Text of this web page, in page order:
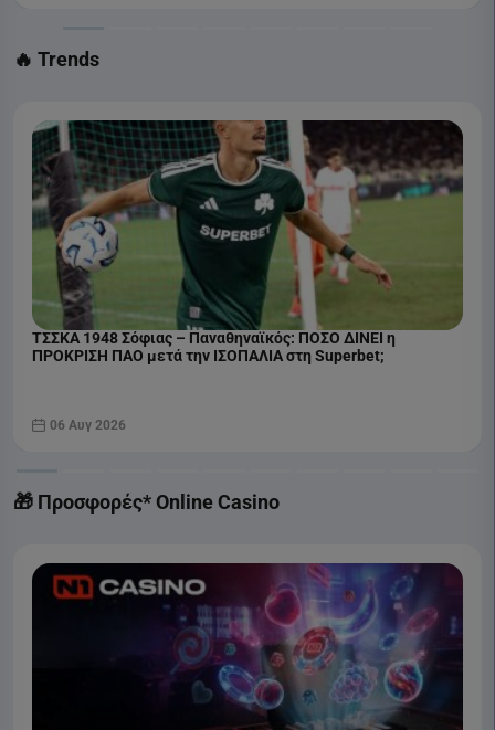
🔥 Trends
ΤΣΣΚΑ 1948 Σόφιας – Παναθηναϊκός: ΠΟΣΟ ΔΙΝΕΙ η
ΠΡΟΚΡΙΣΗ ΠΑΟ μετά την ΙΣΟΠΑΛΙΑ στη Superbet;
06 Αυγ 2026
🎁 Προσφορές* Online Casino